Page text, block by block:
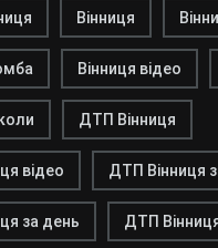
Вінниця
Вінниця відео
ДТП Вінниця
відео ДТП Вінниця
за день ДТП